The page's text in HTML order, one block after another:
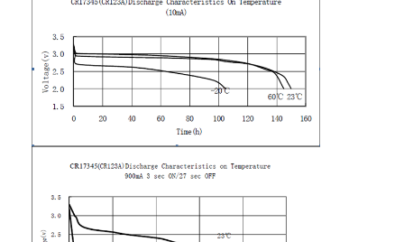
Ποιοτικός έλεγχος
Μας ελάτε σε επαφή με
Ειδήσεις
Συνομιλία τώρα
μπαταρία λίθιου lifepo4